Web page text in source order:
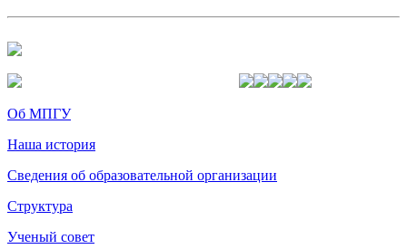
Об МПГУ
Наша история
Сведения об образовательной организации
Структура
Ученый совет